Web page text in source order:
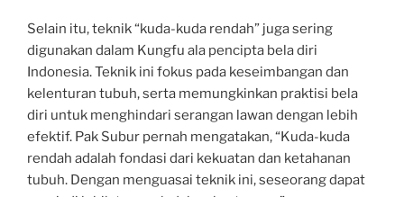
Selain itu, teknik “kuda-kuda rendah” juga sering
digunakan dalam Kungfu ala pencipta bela diri
Indonesia. Teknik ini fokus pada keseimbangan dan
kelenturan tubuh, serta memungkinkan praktisi bela
diri untuk menghindari serangan lawan dengan lebih
efektif. Pak Subur pernah mengatakan, “Kuda-kuda
rendah adalah fondasi dari kekuatan dan ketahanan
tubuh. Dengan menguasai teknik ini, seseorang dapat